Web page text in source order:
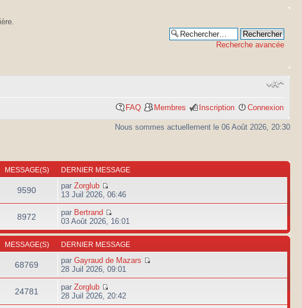
Recherche avancée
FAQ Membres Inscription Connexion
Nous sommes actuellement le 06 Août 2026, 20:30
MESSAGE(S) DERNIER MESSAGE
9590 parZorglub
13 Juil 2026, 06:46
8972 par Bertrand
03 Août 2026, 16:01
MESSAGE(S) DERNIER MESSAGE
68769 parGayraud de Mazars
28 Juil 2026, 09:01
24781 parZorglub
28 Juil 2026, 20:42